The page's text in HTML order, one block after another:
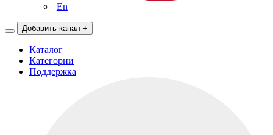
En
Добавить канал +
Каталог
Категории
Поддержка